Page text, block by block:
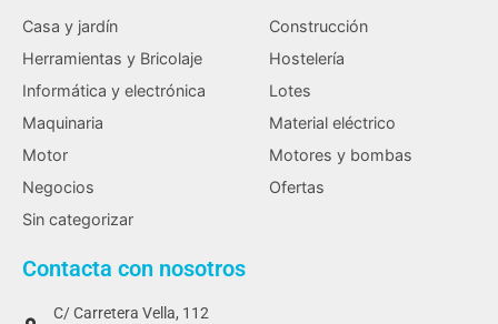
Casa y jardín
Construcción
Herramientas y Bricolaje
Hostelería
Informática y electrónica
Lotes
Maquinaria
Material eléctrico
Motor
Motores y bombas
Negocios
Ofertas
Sin categorizar
Contacta con nosotros
C/ Carretera Vella, 112